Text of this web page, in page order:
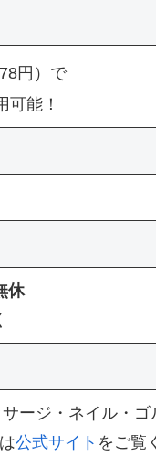
円）で
可能！
休
ージ・ネイル・ゴ
公式サイト をご覧